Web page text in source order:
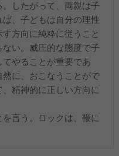
したがって、両親は子
、子どもは自分の理性
方向に純粋に従うこと
い。威圧的な態度で子
やることが重要であ
に、おこなうことがで
精神的に正しい方向に
言う。ロックは、鞭に